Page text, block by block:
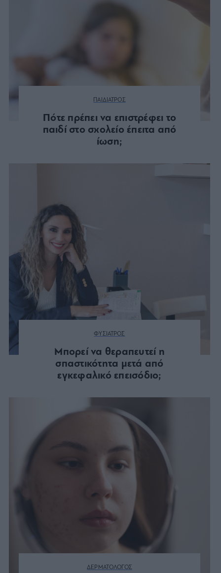
ΠΑΙΔΙΑΤΡΟΣ
Πότε πρέπει να επιστρέφει το
παιδί στο σχολείο έπειτα από
ίωση;
ΦΥΣΙΑΤΡΟΣ
Μπορεί να θεραπευτεί η
σπαστικότητα μετά από
εγκεφαλικό επεισόδιο;
ΔΕΡΜΑΤΟΛΟΓΟΣ